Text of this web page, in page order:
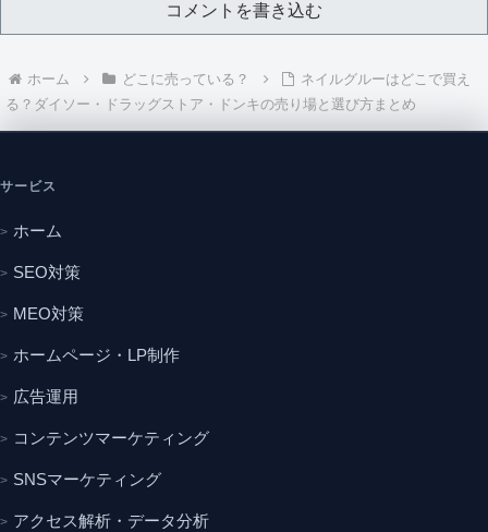
コメントを書き込む
ホーム どこに売っている？
ネイルグルーはどこで買え
る？ダイソー・ドラッグストア・ドンキの売り場と選び方まとめ
サービス
ホーム
SEO対策
MEO対策
ホームページ・LP制作
広告運用
コンテンツマーケティング
SNSマーケティング
アクセス解析・データ分析